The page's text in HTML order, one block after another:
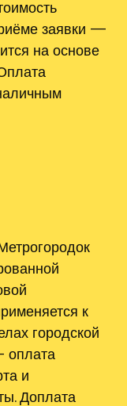
заявки —
на основе
к
городской
оплата
и
Доплата